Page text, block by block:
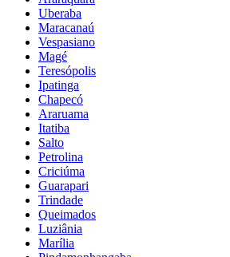
Uberaba
Maracanaú
Vespasiano
Magé
Teresópolis
Ipatinga
Chapecó
Araruama
Itatiba
Salto
Petrolina
Criciúma
Guarapari
Trindade
Queimados
Luziânia
Marília